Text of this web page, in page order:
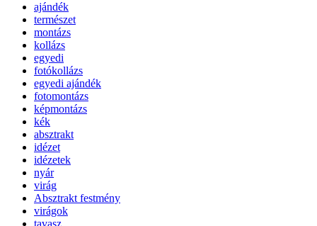
ajándék
természet
montázs
kollázs
egyedi
fotókollázs
egyedi ajándék
fotomontázs
képmontázs
kék
absztrakt
idézet
idézetek
nyár
virág
Absztrakt festmény
virágok